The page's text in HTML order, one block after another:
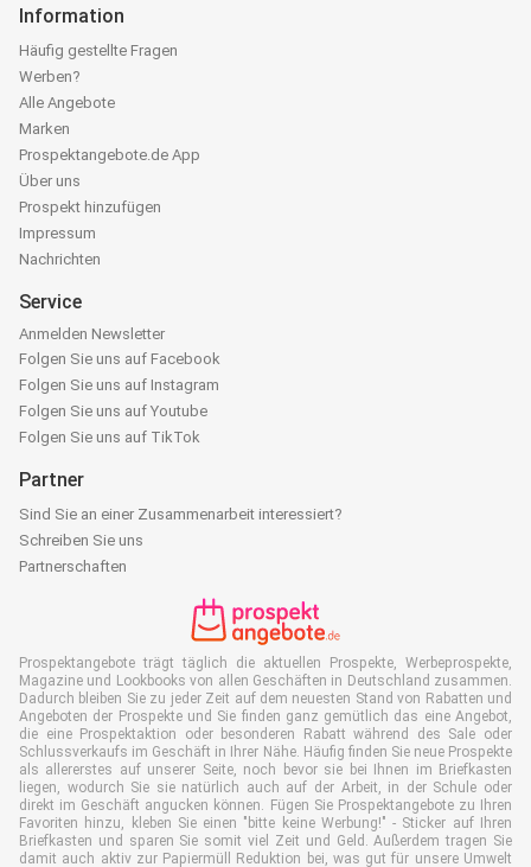
Information
Häufig gestellte Fragen
Werben?
Alle Angebote
Marken
Prospektangebote.de App
Über uns
Prospekt hinzufügen
Impressum
Nachrichten
Service
Anmelden Newsletter
Folgen Sie uns auf Facebook
Folgen Sie uns auf Instagram
Folgen Sie uns auf Youtube
Folgen Sie uns auf TikTok
Partner
Sind Sie an einer Zusammenarbeit interessiert?
Schreiben Sie uns
Partnerschaften
Prospektangebote trägt täglich die aktuellen Prospekte, Werbeprospekte,
Magazine und Lookbooks von allen Geschäften in Deutschland zusammen.
Dadurch bleiben Sie zu jeder Zeit auf dem neuesten Stand von Rabatten und
Angeboten der Prospekte und Sie finden ganz gemütlich das eine Angebot,
die eine Prospektaktion oder besonderen Rabatt während des Sale oder
Schlussverkaufs im Geschäft in Ihrer Nähe. Häufig finden Sie neue Prospekte
als allererstes auf unserer Seite, noch bevor sie bei Ihnen im Briefkasten
liegen, wodurch Sie sie natürlich auch auf der Arbeit, in der Schule oder
direkt im Geschäft angucken können. Fügen Sie Prospektangebote zu Ihren
Favoriten hinzu, kleben Sie einen "bitte keine Werbung!" - Sticker auf Ihren
Briefkasten und sparen Sie somit viel Zeit und Geld. Außerdem tragen Sie
damit auch aktiv zur Papiermüll Reduktion bei, was gut für unsere Umwelt